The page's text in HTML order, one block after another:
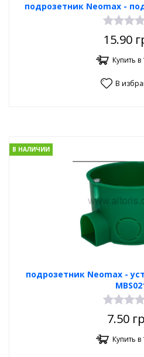
подрозетник Neomax -
15.90
Купить в
В
подрозетник Neomax -
В НАЛИЧИИ
7.50
Купить в